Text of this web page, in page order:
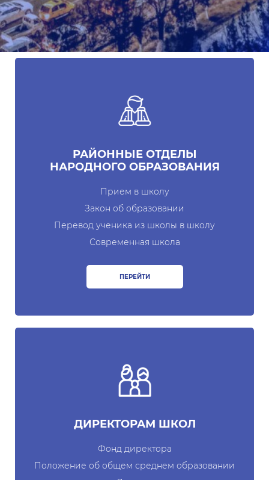
Электронная библиотека
Единая электронная
квалификации
Пресс релизы
СМИ о Нас
Доклады
Галерея
Пресс-служба
РАЙОННЫЕ ОТДЕЛЫ
НАРОДНОГО ОБРАЗОВАНИЯ
Прием в школу
Закон об образовании
Перевод ученика из школы в школу
Современная школа
ПЕРЕЙТИ
ДИРЕКТОРАМ ШКОЛ
Фонд директора
Положение об общем среднем образовании